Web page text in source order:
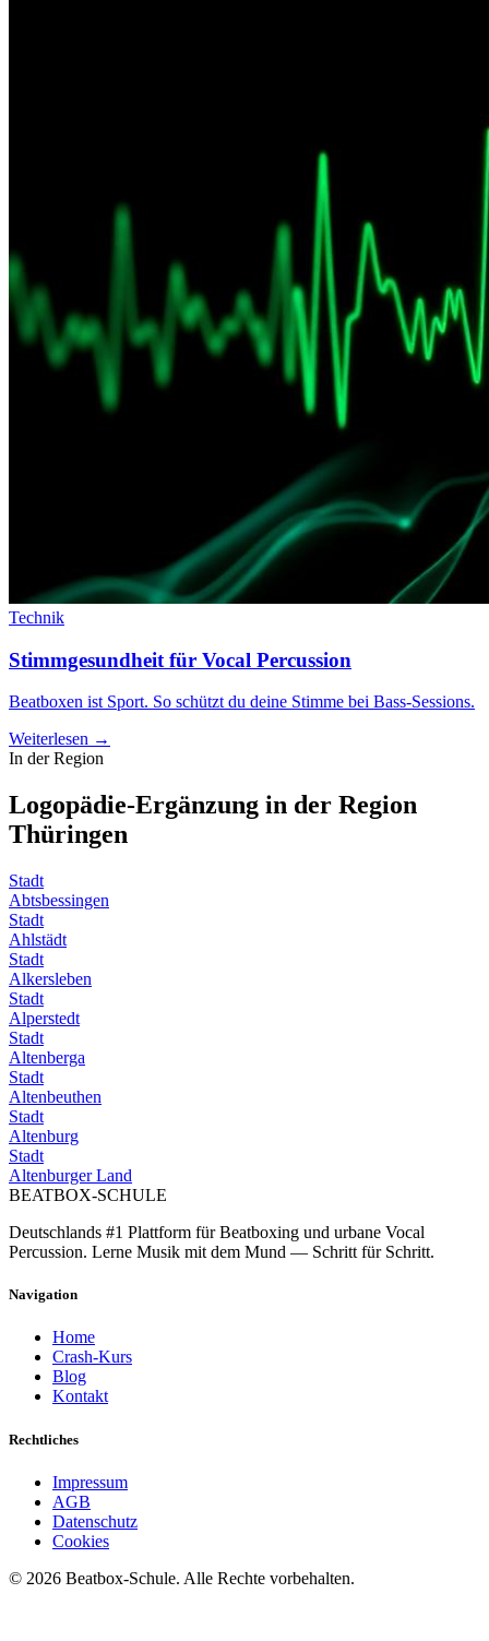
Technik
Stimmgesundheit für Vocal Percussion
Beatboxen ist Sport. So schützt du deine Stimme bei Bass-Sessions.
Weiterlesen →
In der Region
Logopädie-Ergänzung in der Region
Thüringen
Stadt
Abtsbessingen
Stadt
Ahlstädt
Stadt
Alkersleben
Stadt
Alperstedt
Stadt
Altenberga
Stadt
Altenbeuthen
Stadt
Altenburg
Stadt
Altenburger Land
BEATBOX-SCHULE
Deutschlands #1 Plattform für Beatboxing und urbane Vocal
Percussion. Lerne Musik mit dem Mund — Schritt für Schritt.
Navigation
Home
Crash-Kurs
Blog
Kontakt
Rechtliches
Impressum
AGB
Datenschutz
Cookies
© 2026 Beatbox-Schule. Alle Rechte vorbehalten.